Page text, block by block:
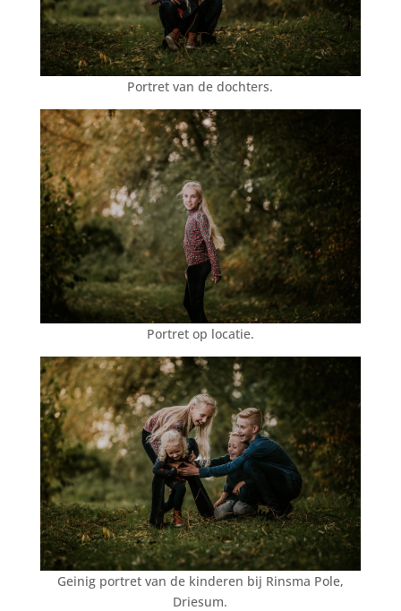
Portret van de dochters.
Portret op locatie.
Geinig portret van de kinderen bij Rinsma Pole,
Driesum.